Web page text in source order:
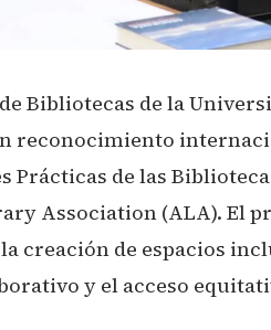
Bibliotecas de la
reconocimiento
Prácticas de las
Association (ALA). El
creación de espacios
y el acceso